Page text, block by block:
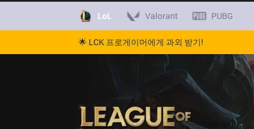
LoL Valorant PUBG
🌟 LCK 프로게이머에게 과외 받기!